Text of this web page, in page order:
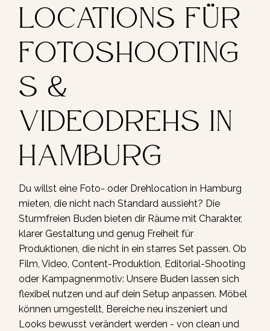
Locations für
Fotoshooting
s &
Videodrehs in
Hamburg
Du willst eine Foto- oder Drehlocation in Hamburg
mieten, die nicht nach Standard aussieht? Die
Sturmfreien Buden bieten dir Räume mit Charakter,
klarer Gestaltung und genug Freiheit für
Produktionen, die nicht in ein starres Set passen. Ob
Film, Video, Content-Produktion, Editorial-Shooting
oder Kampagnenmotiv: Unsere Buden lassen sich
flexibel nutzen und auf dein Setup anpassen. Möbel
können umgestellt, Bereiche neu inszeniert und
Looks bewusst verändert werden - von clean und